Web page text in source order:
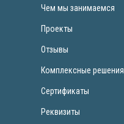
Чем мы занимаемся
Проекты
Отзывы
Комплексные решения
Сертификаты
Реквизиты